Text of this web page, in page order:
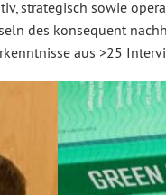
strategisch sowie
des konsequent
aus >25